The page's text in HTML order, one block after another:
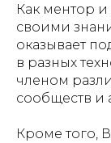
Как ментор
своими
оказывает
в разных
членом
сообществ и
Кроме того,